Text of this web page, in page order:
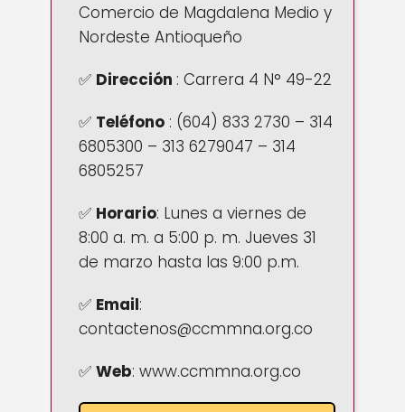
Comercio de Magdalena Medio y
Nordeste Antioqueño
✅ Dirección : Carrera 4 N° 49-22
✅ Teléfono : (604) 833 2730 – 314
6805300 – 313 6279047 – 314
6805257
✅ Horario: Lunes a viernes de
8:00 a. m. a 5:00 p. m. Jueves 31
de marzo hasta las 9:00 p.m.
✅ Email:
contactenos@ccmmna.org.co
✅ Web: www.ccmmna.org.co